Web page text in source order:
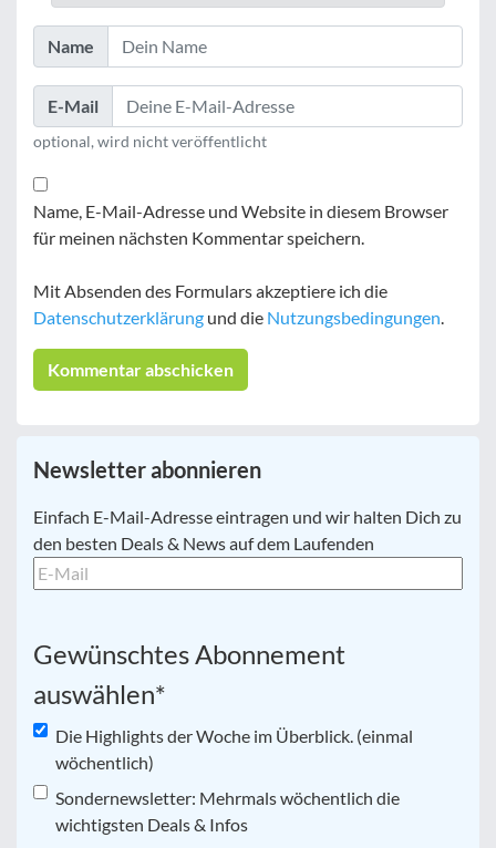
Name
E-Mail
optional, wird nicht veröffentlicht
Name, E-Mail-Adresse und Website in diesem Browser
für meinen nächsten Kommentar speichern.
Mit Absenden des Formulars akzeptiere ich die
Datenschutzerklärung und die Nutzungsbedingungen.
Newsletter abonnieren
E-
Mail *
Einfach E-Mail-Adresse eintragen und wir halten Dich zu
den besten Deals & News auf dem Laufenden
Gewünschtes Abonnement
auswählen*
Die Highlights der Woche im Überblick. (einmal
wöchentlich)
Sondernewsletter: Mehrmals wöchentlich die
wichtigsten Deals & Infos